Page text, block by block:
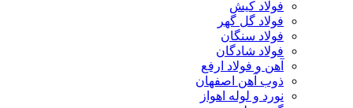
فولاد کیش
فولاد گل گهر
فولاد سنگان
فولاد شادگان
آهن و فولاد ارفع
ذوب آهن اصفهان
نورد و لوله اهواز